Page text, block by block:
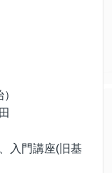
入門講座(旧基